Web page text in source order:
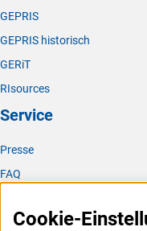
GEPRIS
GEPRIS historisch
GERiT
RIsources
Service
Presse
FAQ
Logo und Corporate Design
Cookie-